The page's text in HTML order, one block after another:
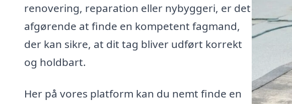
renovering, reparation eller nybyggeri, er det
afgørende at finde en kompetent fagmand,
der kan sikre, at dit tag bliver udført korrekt
og holdbart.
Her på vores platform kan du nemt finde en